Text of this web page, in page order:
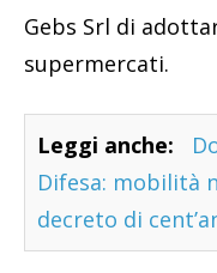
Gebs Srl di
supermercati.
Leggi anche:
Difesa: mobilità
decreto di